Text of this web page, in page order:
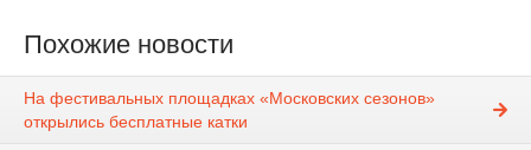
Похожие новости
На фестивальных площадках «Московских сезонов»
открылись бесплатные катки